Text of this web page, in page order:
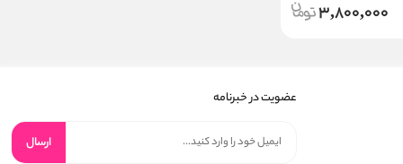
3,800,000
عضویت در خبرنامه
ارسال